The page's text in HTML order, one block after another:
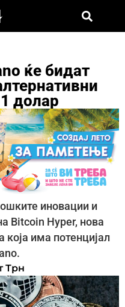
ќе бидат
долар
иновации и
Bitcoin Hyper, нова
која има потенцијал
Трн